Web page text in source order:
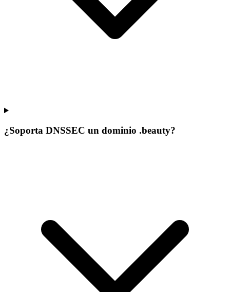
¿Soporta DNSSEC un dominio .beauty?